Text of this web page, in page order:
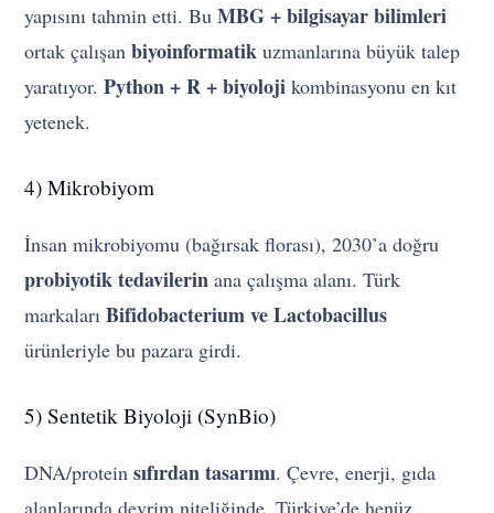
yapısını tahmin etti. BuMBG + bilgisayar bilimleri
ortak çalışanbiyoinformatik uzmanlarına büyük talep
yaratıyor.Python + R + biyoloji kombinasyonu en kıt
yetenek.
4) Mikrobiyom
İnsan mikrobiyomu (bağırsak florası), 2030’a doğru
probiyotik tedavilerin ana çalışma alanı. Türk
markalarıBifidobacterium ve Lactobacillus
ürünleriyle bu pazara girdi.
5) Sentetik Biyoloji (SynBio)
DNA/proteinsıfırdan tasarımı. Çevre, enerji, gıda
alanlarında devrim niteliğinde. Türkiye’de henüz